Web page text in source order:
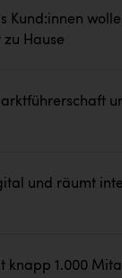
Kund:innen
Hause
und räumt
knapp 1.000